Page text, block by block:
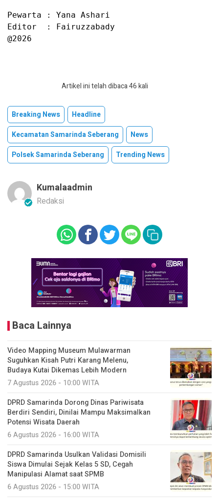
Pewarta : Yana Ashari
Editor  : Fairuzzabady
@2026
Artikel ini telah dibaca 46 kali
Breaking News
Headline
Kecamatan Samarinda Seberang
News
Polsek Samarinda Seberang
Trending News
Kumalaadmin
Redaksi
Baca Lainnya
Video Mapping Museum Mulawarman
Suguhkan Kisah Putri Karang Melenu,
Budaya Kutai Dikemas Lebih Modern
7 Agustus 2026 - 10:00 WITA
DPRD Samarinda Dorong Dinas Pariwisata
Berdiri Sendiri, Dinilai Mampu Maksimalkan
Potensi Wisata Daerah
6 Agustus 2026 - 16:00 WITA
DPRD Samarinda Usulkan Validasi Domisili
Siswa Dimulai Sejak Kelas 5 SD, Cegah
Manipulasi Alamat saat SPMB
6 Agustus 2026 - 15:00 WITA